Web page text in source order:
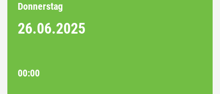
Donnerstag
26.06.2025
00:00